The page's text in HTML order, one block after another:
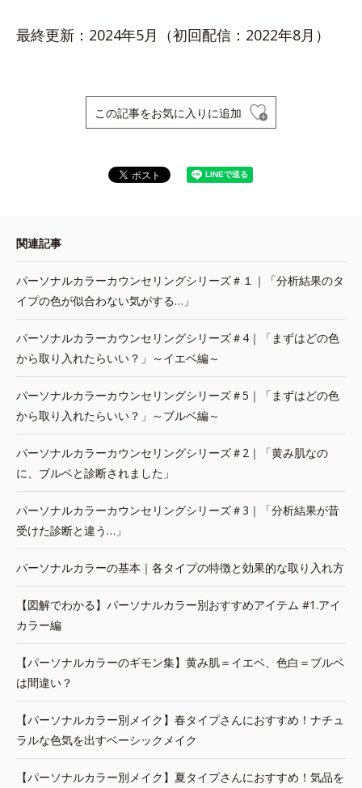
最終更新：2024年5月（初回配信：2022年8月）
この記事をお気に入りに追加
関連記事
パーソナルカラーカウンセリングシリーズ＃１｜「分析結果のタ
イプの色が似合わない気がする…」
パーソナルカラーカウンセリングシリーズ＃4｜「まずはどの色
から取り入れたらいい？」～イエベ編～
パーソナルカラーカウンセリングシリーズ＃5｜「まずはどの色
から取り入れたらいい？」～ブルベ編～
パーソナルカラーカウンセリングシリーズ＃2｜「黄み肌なの
に、ブルベと診断されました」
パーソナルカラーカウンセリングシリーズ＃3｜「分析結果が昔
受けた診断と違う…」
パーソナルカラーの基本｜各タイプの特徴と効果的な取り入れ方
【図解でわかる】パーソナルカラー別おすすめアイテム #1.アイ
カラー編
【パーソナルカラーのギモン集】黄み肌＝イエベ、色白＝ブルベ
は間違い？
【パーソナルカラー別メイク】春タイプさんにおすすめ！ナチュ
ラルな色気を出すベーシックメイク
【パーソナルカラー別メイク】夏タイプさんにおすすめ！気品を